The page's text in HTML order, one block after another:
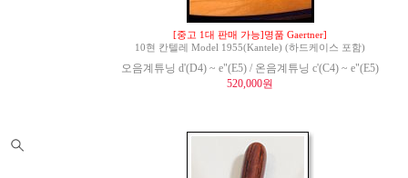
[중고 1대 판매 가능]명품 Gaertner]
10현 칸텔레 Model 1955(Kantele) (하드케이스 포함)
오음계튜닝 d'(D4) ~ e"(E5) / 온음계튜닝 c'(C4) ~ e"(E5)
520,000원